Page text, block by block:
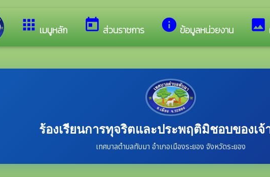
apps เมนูหลัก today ส่วนราชการ info ข้อมูลหน่วยงาน image
ยินดีต้อนรับสู่เว็บไซต์ของ เทศบาลตำบลทับมา
ร้องเรียนการทุจริตและประพฤติมิชอบของเ
เทศบาลตำบลทับมา อำเภอเมืองระยอง จังหวัดระยอง